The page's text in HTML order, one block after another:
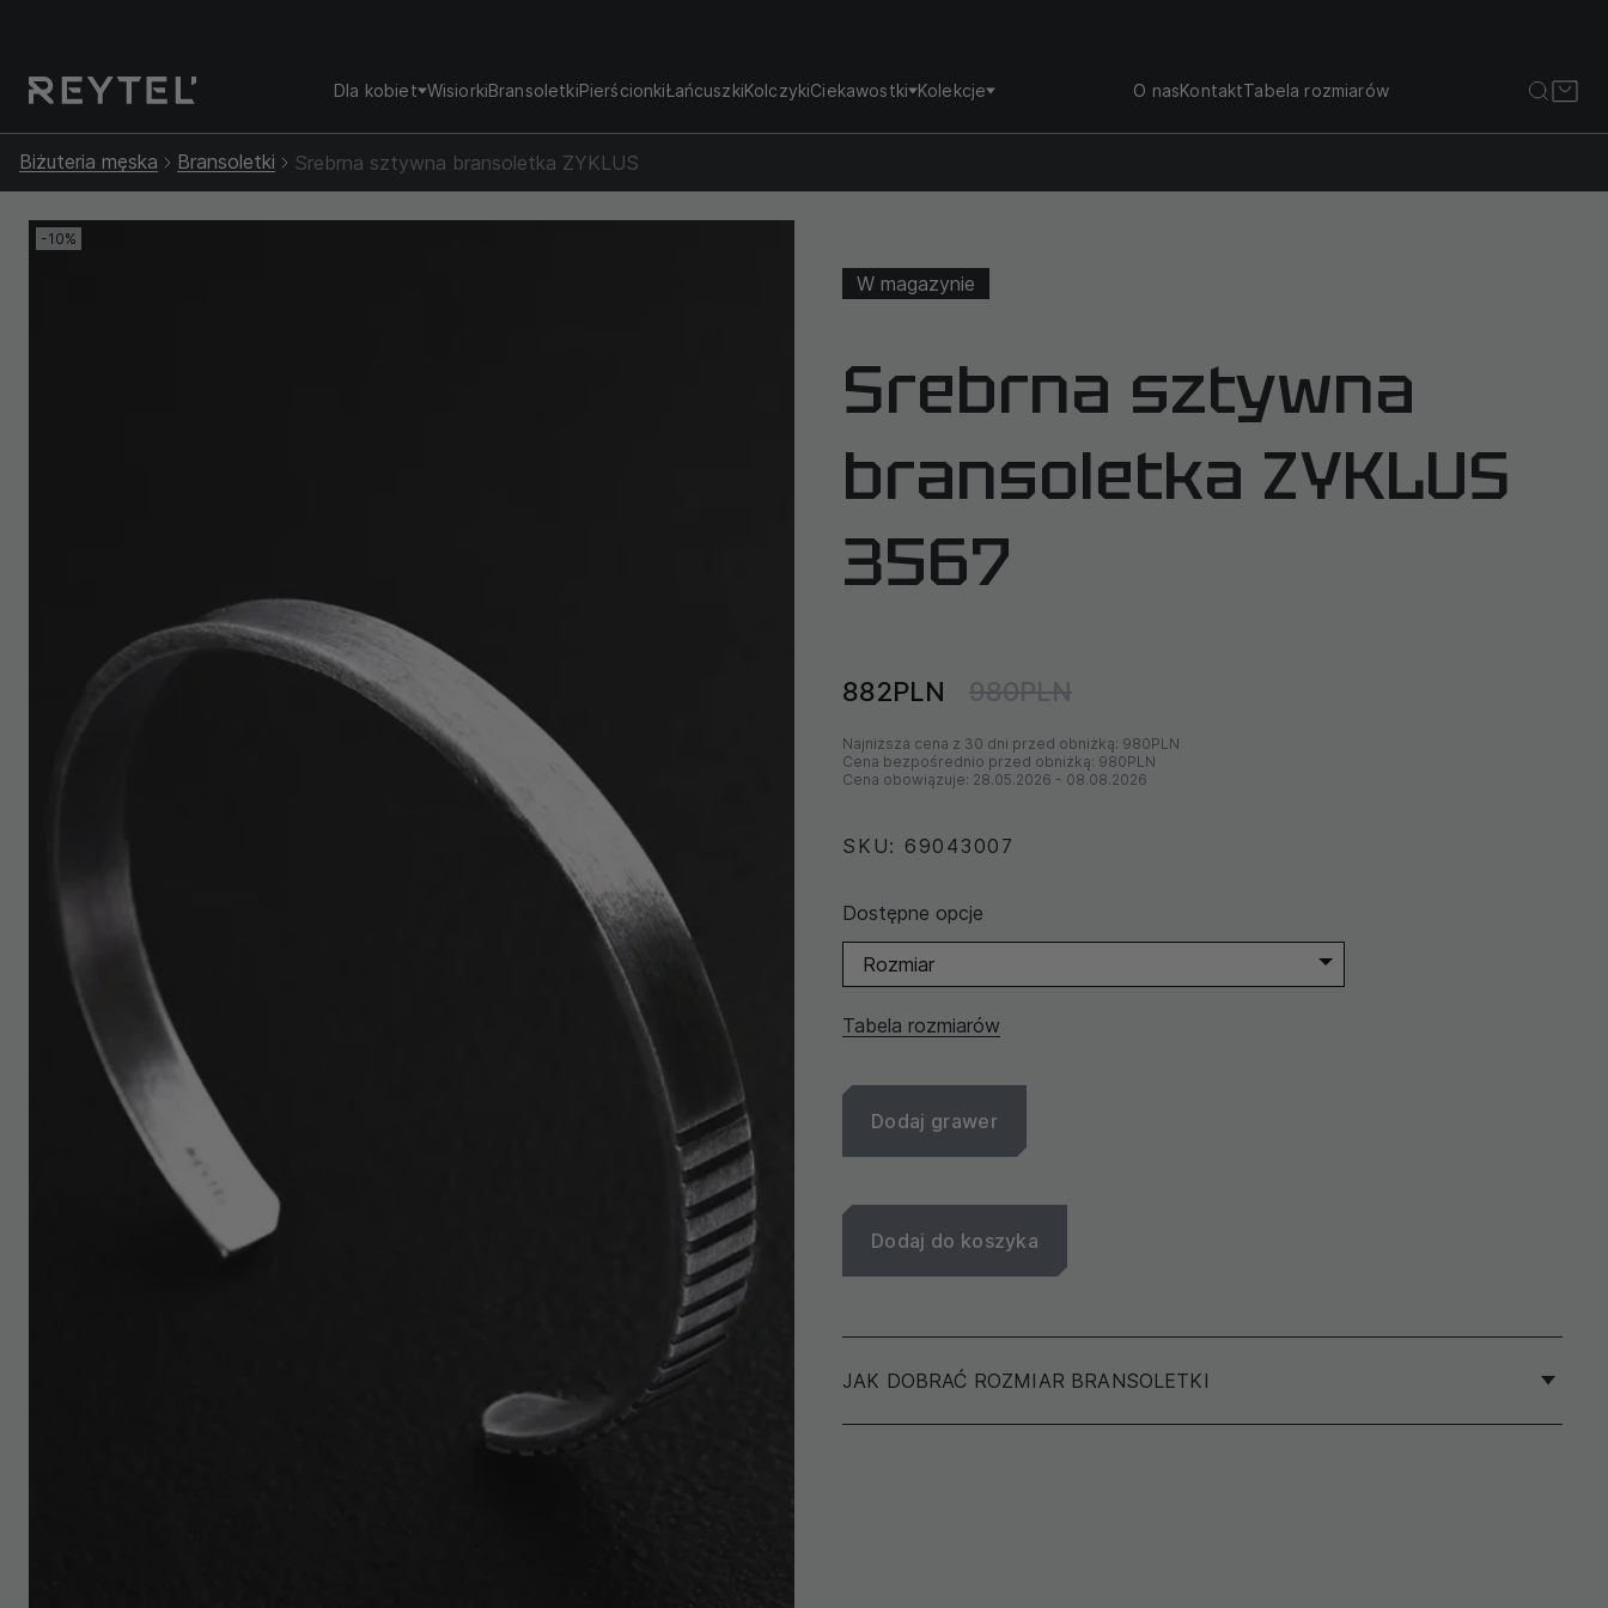
Dla kobiet WisiorkiBransoletkiPierścionkiŁańcuszkiKolczykiCiekawostki Kolekcje O nasKontaktTabela rozmiarów
Biżuteria męska Bransoletki Srebrna sztywna bransoletka ZYKLUS
-10%
W magazynie
Srebrna sztywna
bransoletka ZYKLUS
3567
882PLN 980PLN
Najniższa cena z 30 dni przed obniżką: 980PLN
Cena bezpośrednio przed obniżką: 980PLN
Cena obowiązuje: 28.05.2026 - 08.08.2026
SKU: 69043007
Dostępne opcje
Rozmiar
Tabela rozmiarów
Dodaj grawer
Dodaj do koszyka
JAK DOBRAĆ ROZMIAR BRANSOLETKI